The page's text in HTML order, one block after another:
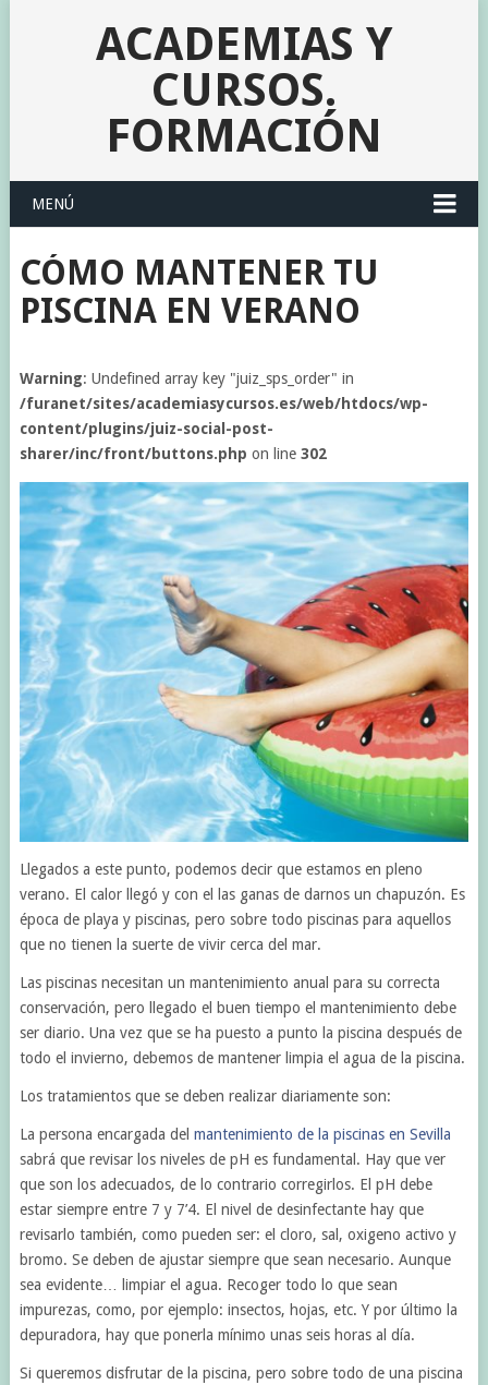
ACADEMIAS Y
CURSOS.
FORMACIÓN
MENÚ
CÓMO MANTENER TU
PISCINA EN VERANO
Warning: Undefined array key "juiz_sps_order" in
/furanet/sites/academiasycursos.es/web/htdocs/wp-
content/plugins/juiz-social-post-
sharer/inc/front/buttons.php on line 302
Llegados a este punto, podemos decir que estamos en pleno
verano. El calor llegó y con el las ganas de darnos un chapuzón. Es
época de playa y piscinas, pero sobre todo piscinas para aquellos
que no tienen la suerte de vivir cerca del mar.
Las piscinas necesitan un mantenimiento anual para su correcta
conservación, pero llegado el buen tiempo el mantenimiento debe
ser diario. Una vez que se ha puesto a punto la piscina después de
todo el invierno, debemos de mantener limpia el agua de la piscina.
Los tratamientos que se deben realizar diariamente son:
La persona encargada del mantenimiento de la piscinas en Sevilla
sabrá que revisar los niveles de pH es fundamental. Hay que ver
que son los adecuados, de lo contrario corregirlos. El pH debe
estar siempre entre 7 y 7’4. El nivel de desinfectante hay que
revisarlo también, como pueden ser: el cloro, sal, oxigeno activo y
bromo. Se deben de ajustar siempre que sean necesario. Aunque
sea evidente… limpiar el agua. Recoger todo lo que sean
impurezas, como, por ejemplo: insectos, hojas, etc. Y por último la
depuradora, hay que ponerla mínimo unas seis horas al día.
Si queremos disfrutar de la piscina, pero sobre todo de una piscina